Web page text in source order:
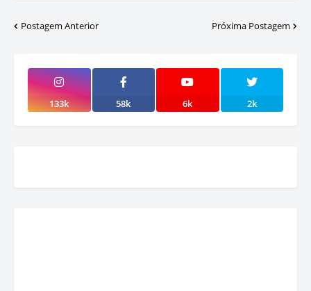
Postagem Anterior Próxima Postagem
133k 58k 6k 2k